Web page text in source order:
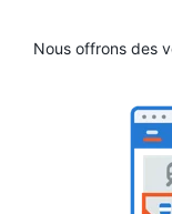
Nous offrons des